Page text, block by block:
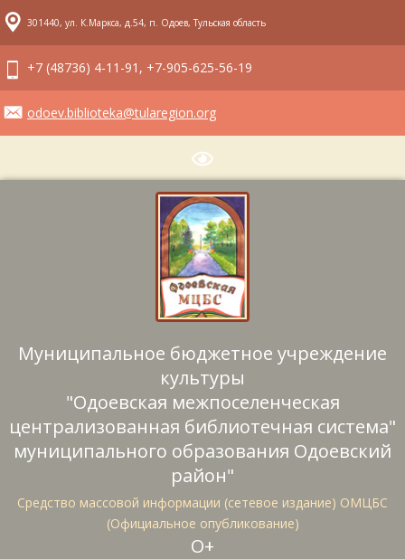
301440, ул. К.Маркса, д.54, п. Одоев, Тульская область
+7 (48736) 4-11-91, +7-905-625-56-19
odoev.biblioteka@tularegion.org
Муниципальное бюджетное учреждение
культуры
"Одоевская межпоселенческая
централизованная библиотечная система"
муниципального образования Одоевский
район"
Средство массовой информации (сетевое издание) ОМЦБС
(Официальное опубликование)
О+